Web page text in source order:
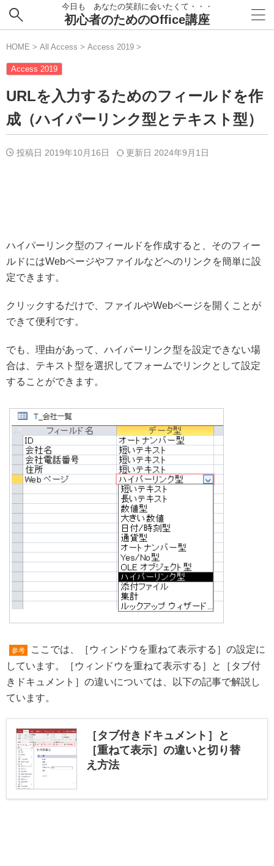
今日も あなたの笑顔に会いたくて・・・
初心者のためのOffice講座
HOME > All Access > Access 2019 >
Access 2019
URLを入力するためのフィールドを作
成（ハイパーリンク型とテキスト型）
投稿日 2019年10月16日 更新日 2024年9月1日
ハイパーリンク型のフィールドを作成すると、そのフィー
ルドにはWebページやファイルなどへのリンクを簡単に設
定できます。
クリックするだけで、ファイルやWebページを開くことが
できて便利です。
でも、理由があって、ハイパーリンク型を設定できない場
合は、テキスト型を選択してフォームでリンクとして設定
することができます。
参考
ここでは、［ウィンドウを重ねて表示する］の設定に
しています。［ウィンドウを重ねて表示する］と［タブ付
きドキュメント］の違いについては、以下の記事で解説し
ています。
［タブ付きドキュメント］と
［重ねて表示］の違いと切り替
え方法